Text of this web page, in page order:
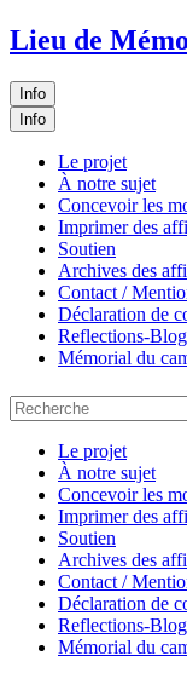
Lieu de
Info
Info
Le projet
À notre sujet
Concevoir les
Imprimer des
Soutien
Archives des
Contact /
Déclaration de
Reflections-Blog
Mémorial du
Le projet
À notre sujet
Concevoir les
Imprimer des
Soutien
Archives des
Contact /
Déclaration de
Reflections-Blog
Mémorial du